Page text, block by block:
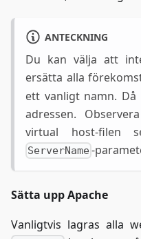
ANTECKNING
Du kan välja att
ersätta alla
ett vanligt namn.
adressen.
virtual host-filen
ServerName-
Sätta upp Apache
Vanligtvis lagras alla